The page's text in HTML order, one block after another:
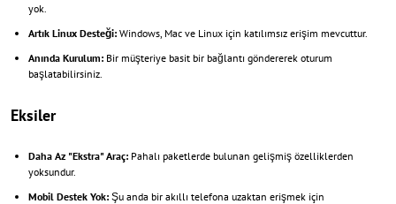
yok.
Artık Linux Desteği: Windows, Mac ve Linux için katılımsız erişim mevcuttur.
Anında Kurulum: Bir müşteriye basit bir bağlantı göndererek oturum
başlatabilirsiniz.
Eksiler
Daha Az "Ekstra" Araç: Pahalı paketlerde bulunan gelişmiş özelliklerden
yoksundur.
Mobil Destek Yok: Şu anda bir akıllı telefona uzaktan erişmek için